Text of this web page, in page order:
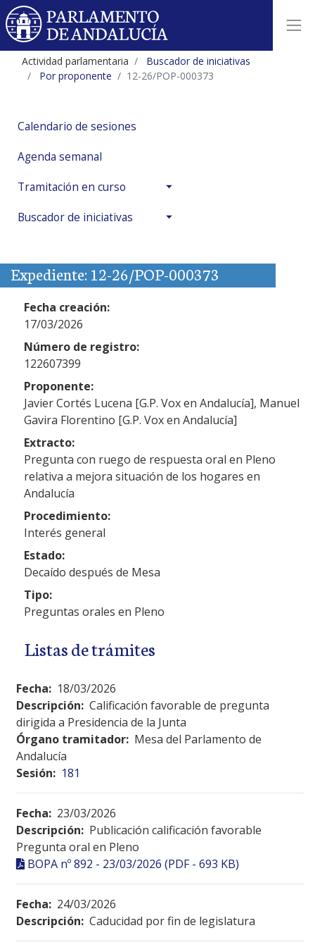
Actividad parlamentaria
Buscador de iniciativas
Por proponente
12-26/POP-000373
Calendario de sesiones
Agenda semanal
Tramitación en curso
Buscador de iniciativas
Expediente: 12-26/POP-000373
Fecha creación:
17/03/2026
Número de registro:
122607399
Proponente:
Javier Cortés Lucena [G.P. Vox en Andalucía], Manuel
Gavira Florentino [G.P. Vox en Andalucía]
Extracto:
Pregunta con ruego de respuesta oral en Pleno
relativa a mejora situación de los hogares en
Andalucía
Procedimiento:
Interés general
Estado:
Decaído después de Mesa
Tipo:
Preguntas orales en Pleno
Listas de trámites
Fecha: 18/03/2026
Descripción: Calificación favorable de pregunta
dirigida a Presidencia de la Junta
Órgano tramitador: Mesa del Parlamento de
Andalucía
Sesión: 181
Fecha: 23/03/2026
Descripción: Publicación calificación favorable
Pregunta oral en Pleno
BOPA nº 892 - 23/03/2026 (PDF - 693 KB)
Fecha: 24/03/2026
Descripción: Caducidad por fin de legislatura